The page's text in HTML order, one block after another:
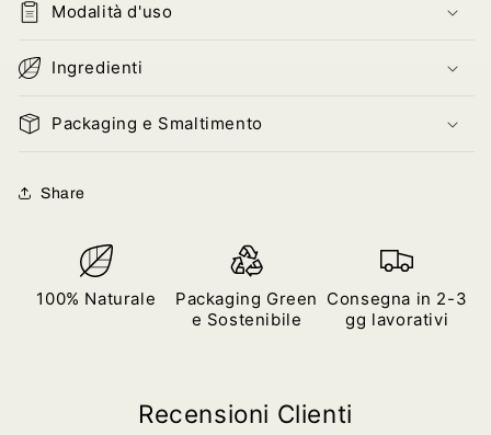
Modalità d'uso
Ingredienti
Packaging e Smaltimento
Share
100% Naturale
Packaging Green
e Sostenibile
Consegna in 2-3
gg lavorativi
Recensioni Clienti